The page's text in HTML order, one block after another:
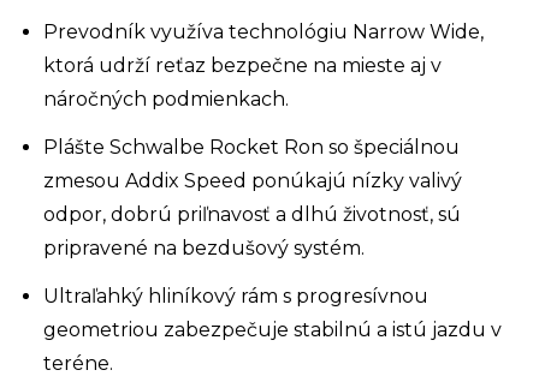
Prevodník využíva technológiu Narrow Wide,
ktorá udrží reťaz bezpečne na mieste aj v
náročných podmienkach.
Plášte Schwalbe Rocket Ron so špeciálnou
zmesou Addix Speed ponúkajú nízky valivý
odpor, dobrú priľnavosť a dlhú životnosť, sú
pripravené na bezdušový systém.
Ultraľahký hliníkový rám s progresívnou
geometriou zabezpečuje stabilnú a istú jazdu v
teréne.